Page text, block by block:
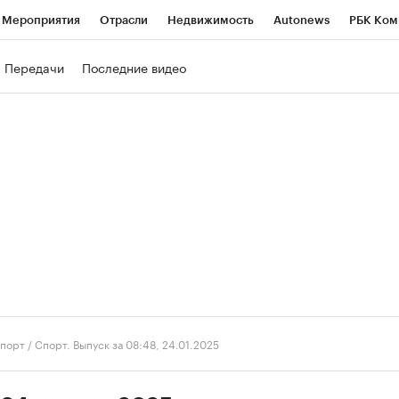
Мероприятия Отрасли Недвижимость Autonews РБК
Передачи Последние видео
/Спорт. Выпуск за 08:48, 24.01.2025